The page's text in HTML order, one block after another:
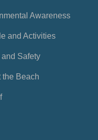
Awareness
and Activities
and Safety
the Beach